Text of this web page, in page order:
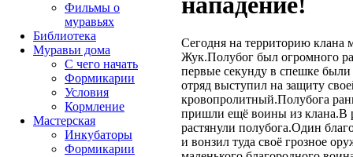
Сегодня на территорию клана
Жук.Полубог был огромного
первые секунду в спешке
отряд выступил на защиту
кровопролитный.Полубога
пришли ещё воины из
растянули полубога.Один
и вонзил туда своё грозное
Фильмы о
муравьях
Библиотека
Муравьи дома
С чего начать
Формикарии
Условия
Кормление
Мастерская
Инкубаторы
Формикарии